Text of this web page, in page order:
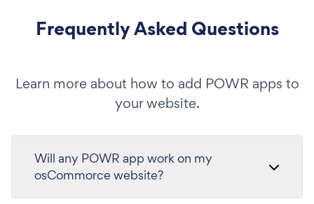
Frequently Asked Questions
Learn more about how to add POWR apps to
your website.
Will any POWR app work on my
osCommorce website?